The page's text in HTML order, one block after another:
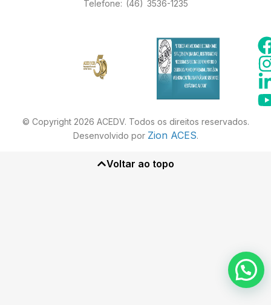
Telefone: (46) 3536-1235
© Copyright 2026 ACEDV. Todos os direitos reservados.
Desenvolvido por Zion ACES.
Voltar ao topo